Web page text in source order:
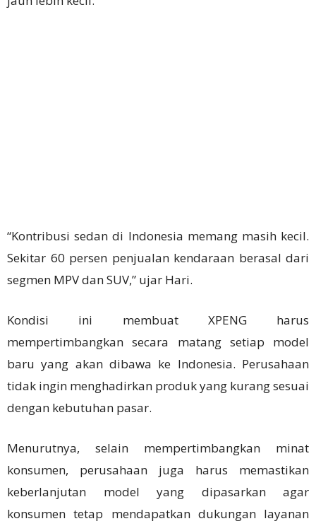
“Kontribusi sedan di Indonesia memang masih kecil.
Sekitar 60 persen penjualan kendaraan berasal dari
segmen MPV dan SUV,” ujar Hari.
Kondisi ini membuat XPENG harus
mempertimbangkan secara matang setiap model
baru yang akan dibawa ke Indonesia. Perusahaan
tidak ingin menghadirkan produk yang kurang sesuai
dengan kebutuhan pasar.
Menurutnya, selain mempertimbangkan minat
konsumen, perusahaan juga harus memastikan
keberlanjutan model yang dipasarkan agar
konsumen tetap mendapatkan dukungan layanan